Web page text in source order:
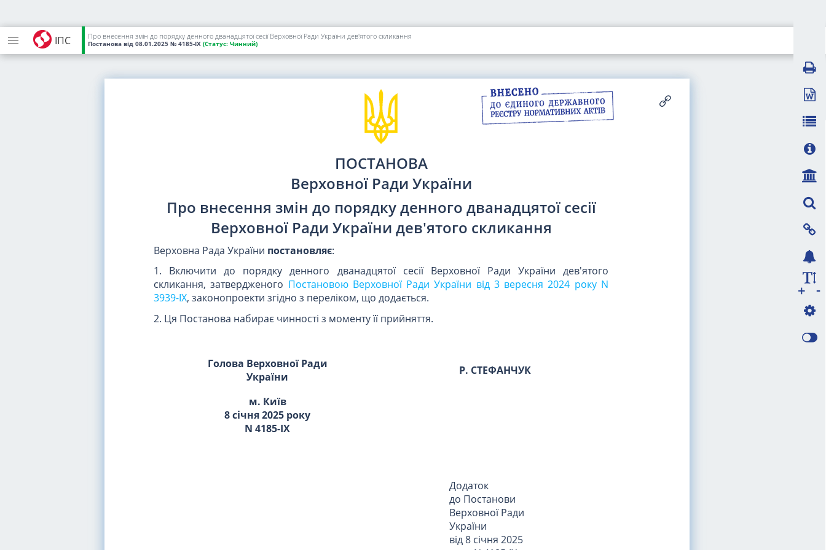
ІПС Про внесення змін до порядку денного дванадцятої сесії Верховної Ради України дев'ятого скликання
Постанова від 08.01.2025 № 4185-IX (Статус: Чинний)
ПОСТАНОВА
Верховної Ради України
Про внесення змін до порядку денного дванадцятої сесії
Верховної Ради України дев'ятого скликання
Верховна Рада України постановляє:
1. Включити до порядку денного дванадцятої сесії Верховної Ради України дев'ятого
скликання, затвердженого Постановою Верховної Ради України від 3 вересня 2024 року N
3939-IX, законопроекти згідно з переліком, що додається.
2. Ця Постанова набирає чинності з моменту її прийняття.
Голова Верховної Ради
України
Р. СТЕФАНЧУК
м. Київ
8 січня 2025 року
N 4185-IX
Додаток
до Постанови
Верховної Ради
України
від 8 січня 2025
-
+